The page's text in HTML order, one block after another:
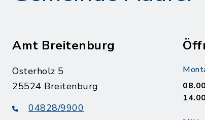
Amt Breitenburg
Osterholz 5
25524 Breitenburg
04828/9900